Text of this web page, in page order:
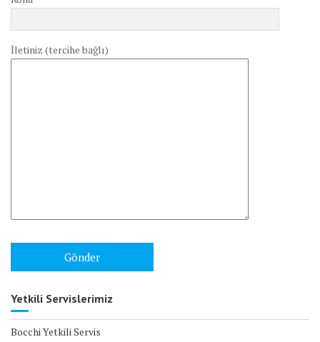
İletiniz (tercihe bağlı)
Yetkili Servislerimiz
Bocchi Yetkili Servis